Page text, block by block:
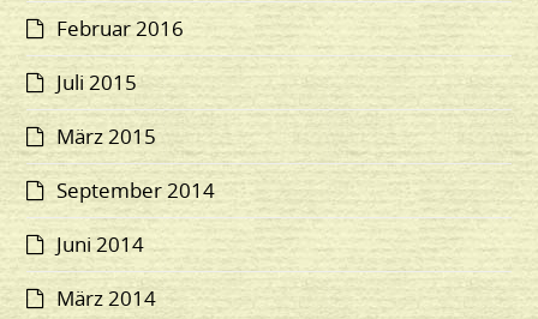
Februar 2016
Juli 2015
März 2015
September 2014
Juni 2014
März 2014